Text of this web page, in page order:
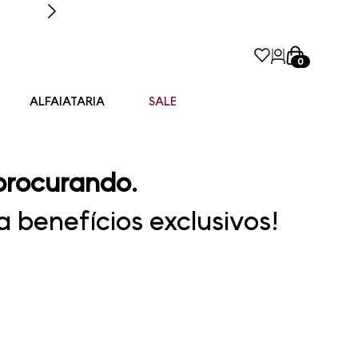
0
ALFAIATARIA SALE
benefícios exclusivos!